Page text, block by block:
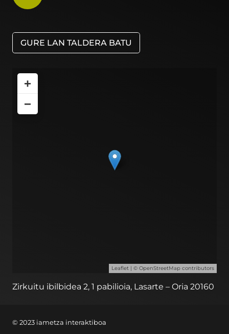
GURE LAN TALDERA BATU
+
−
Leaflet | © OpenStreetMap contributors
Zirkuitu ibilbidea 2, 1 pabilioia, Lasarte – Oria 20160
© 2023 iametza interaktiboa